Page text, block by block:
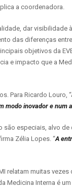
a coordenadora.
dar visibilidade
das diferenças
objetivos da
e impacto que a
Para Ricardo Louro, “
modo inovador e num
são especiais, alvo
Zélia Lopes. “A
relatam muitas
Medicina Interna é